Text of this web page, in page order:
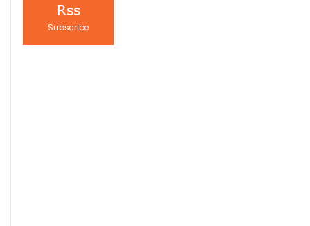
Rss
Subscribe